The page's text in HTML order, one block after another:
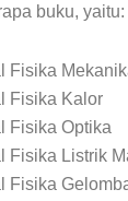
buku, yaitu:
Fisika
Fisika Kalor
Fisika Optika
Fisika Listrik
Fisika